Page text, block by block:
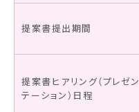
お知らせ
提案書提出期間
提案書ヒアリング（プレゼン
テーション）日程